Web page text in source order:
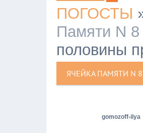
ПОГОСТЫ
Памяти N
половины
ЯЧЕЙКА ПАМЯТИ N
gomozoff-ilya